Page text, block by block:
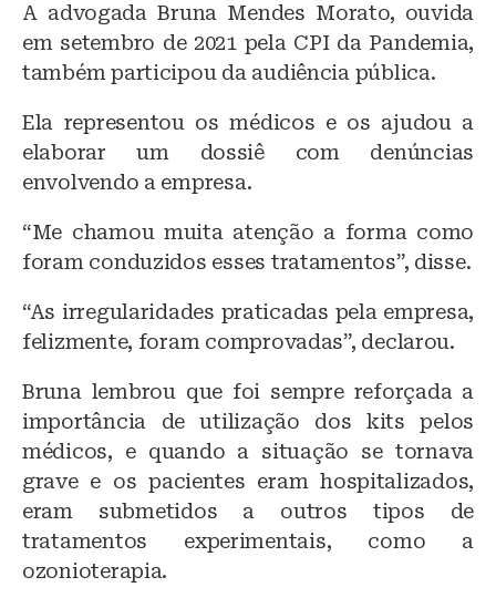
A advogada Bruna Mendes Morato, ouvida
em setembro de 2021 pela CPI da Pandemia,
também participou da audiência pública.
Ela representou os médicos e os ajudou a
elaborar um dossiê com denúncias
envolvendo a empresa.
“Me chamou muita atenção a forma como
foram conduzidos esses tratamentos”, disse.
“As irregularidades praticadas pela empresa,
felizmente, foram comprovadas”, declarou.
Bruna lembrou que foi sempre reforçada a
importância de utilização dos kits pelos
médicos, e quando a situação se tornava
grave e os pacientes eram hospitalizados,
eram submetidos a outros tipos de
tratamentos experimentais, como a
ozonioterapia.